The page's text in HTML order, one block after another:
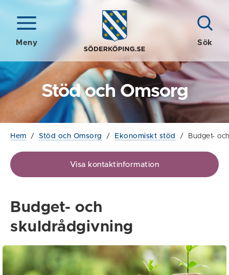
Meny Sök
Stöd och Omsorg
Hem / Stöd och Omsorg / Ekonomiskt stöd / Budget-
Visa kontaktinformation
Budget- och
skuldrådgivning